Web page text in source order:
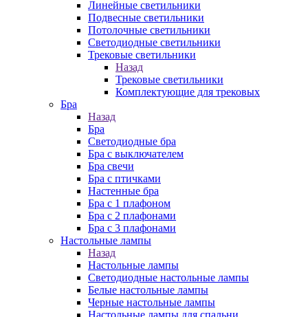
Линейные светильники
Подвесные светильники
Потолочные светильники
Светодиодные светильники
Трековые светильники
Назад
Трековые светильники
Комплектующие для трековых
Бра
Назад
Бра
Светодиодные бра
Бра с выключателем
Бра свечи
Бра с птичками
Настенные бра
Бра с 1 плафоном
Бра с 2 плафонами
Бра с 3 плафонами
Настольные лампы
Назад
Настольные лампы
Светодиодные настольные лампы
Белые настольные лампы
Черные настольные лампы
Настольные лампы для спальни